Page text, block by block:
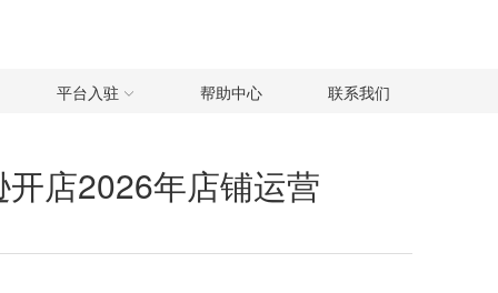
平台入驻 帮助中心 联系我们
店2026年店铺运营